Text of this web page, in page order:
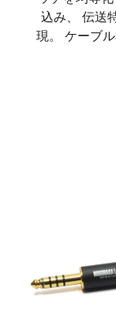
込み、 伝送
現。 ケーブ